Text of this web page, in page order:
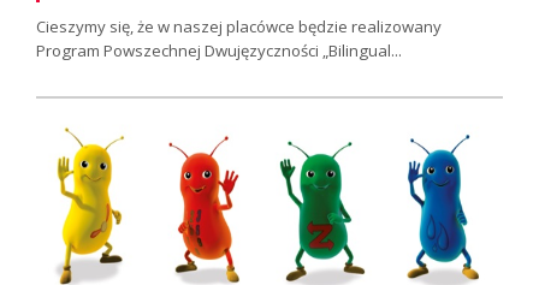
Cieszymy się, że w naszej placówce będzie realizowany
Program Powszechnej Dwujęzyczności „Bilingual...